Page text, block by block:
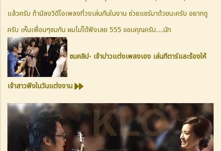
แล้วครับ ถ้ามีลงวิดีโอเพลงที่วงเล่นกันในงาน ช่วยแชร์มาด้วยนะครับ อยากดู
ครับ เห็นเพื่อนๆชมกัน ผมไม่ได้ฟังเลย 555 ขอบคุณครับ.....นัท
ชมคลิป- เจ้าบ่าวแต่งเพลงเอง เล่นกีตาร์และร้องให้
เจ้าสาวฟังในวันแต่งงาน